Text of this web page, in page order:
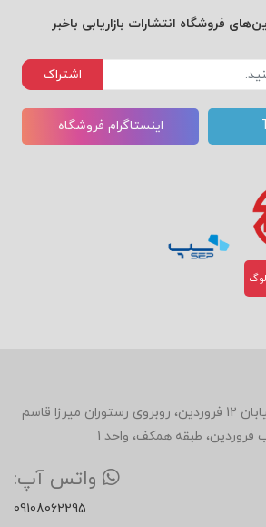
فروشگاه انتشارات بازاریابی باخبر
اشتراک
اینستاگرام فروشگاه
میدان انقلاب، ابتدای خیابان 12 فروردین، روبروی رستوران میرزا قاسم
طبقه همکف، واحد 1
واتس آپ:
09108062295